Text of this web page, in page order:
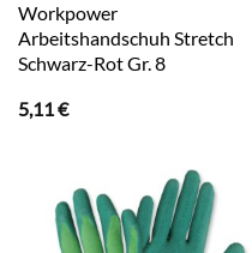
Workpower
Arbeitshandschuh Stretch
Schwarz-Rot Gr. 8
5,11 €